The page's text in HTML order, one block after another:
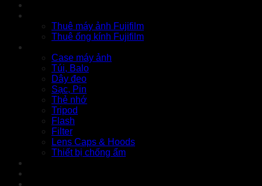
Thuê máy ảnh Fujifilm
Thuê ống kính Fujifilm
Case máy ảnh
Túi, Balo
Dây đeo
Sạc, Pin
Thẻ nhớ
Tripod
Flash
Filter
Lens Caps & Hoods
Thiết bị chống ẩm